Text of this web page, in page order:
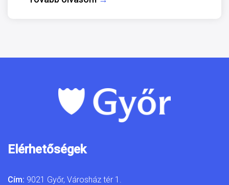
Elérhetőségek
Cím: 9021 Győr, Városház tér 1.